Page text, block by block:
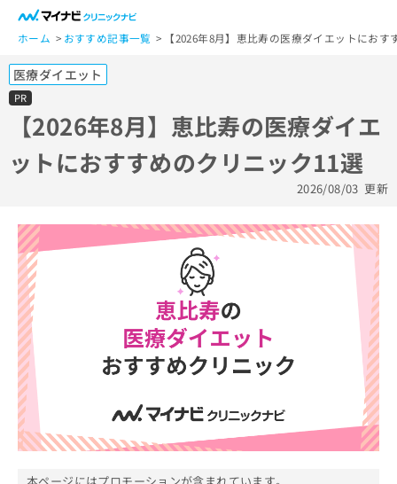
ホーム おすすめ記事一覧 【2026年8月】恵比寿の医療ダイエットにおす
医療ダイエット
PR
【2026年8月】恵比寿の医療ダイエ
ットにおすすめのクリニック11選
2026/08/03 更新
一
般
ー
ザ
ー
の
方
は
ら
マ
イ
ナ
ビ
ク
リ
ニ
ッ
ク
ナ
に
医
療
関
係
者
の
方
は
こ
ち